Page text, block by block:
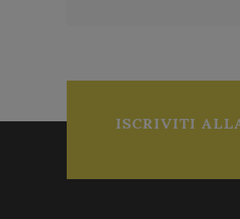
ISCRIVITI